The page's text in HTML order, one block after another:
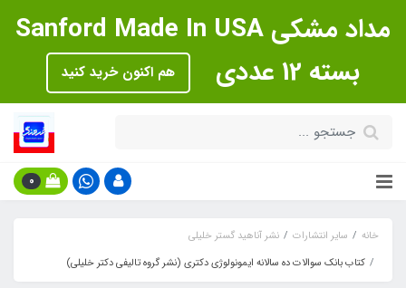
مداد مشکی Sanford Made In USA
بسته 12 عددی
هم اکنون خرید کنید
0
خانه سایر انتشارات
نشر آناهید گستر خلیلی
کتاب بانک سوالات ده سالانه ایمونولوژی دکتری (نشر گروه تالیفی دکتر خلیلی)